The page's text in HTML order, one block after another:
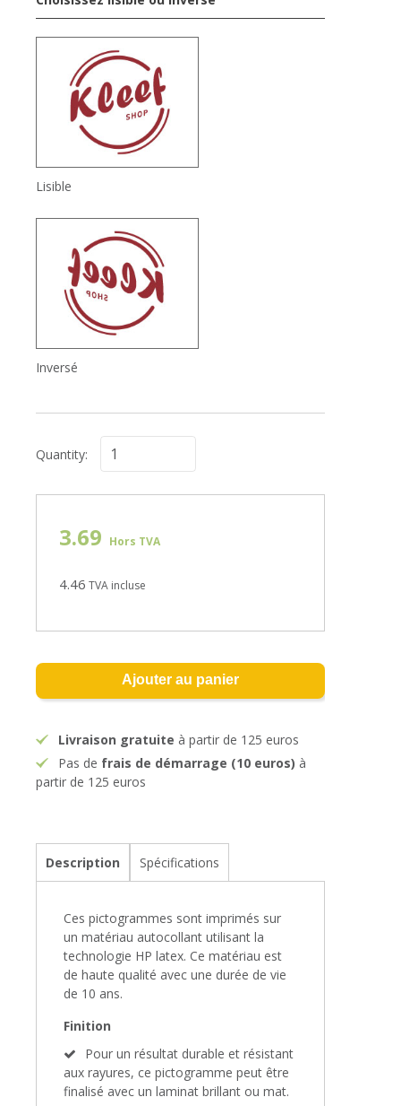
Lisible
Inversé
Quantity:
3.69 Hors TVA
4.46 TVA incluse
Ajouter au panier
Livraison gratuite à partir de 125 euros
Pas de frais de démarrage (10 euros) à
partir de 125 euros
Description Spécifications
Ces pictogrammes sont imprimés sur
un matériau autocollant utilisant la
technologie HP latex. Ce matériau est
de haute qualité avec une durée de vie
de 10 ans.
Finition
Pour un résultat durable et résistant
aux rayures, ce pictogramme peut être
finalisé avec un laminat brillant ou mat.